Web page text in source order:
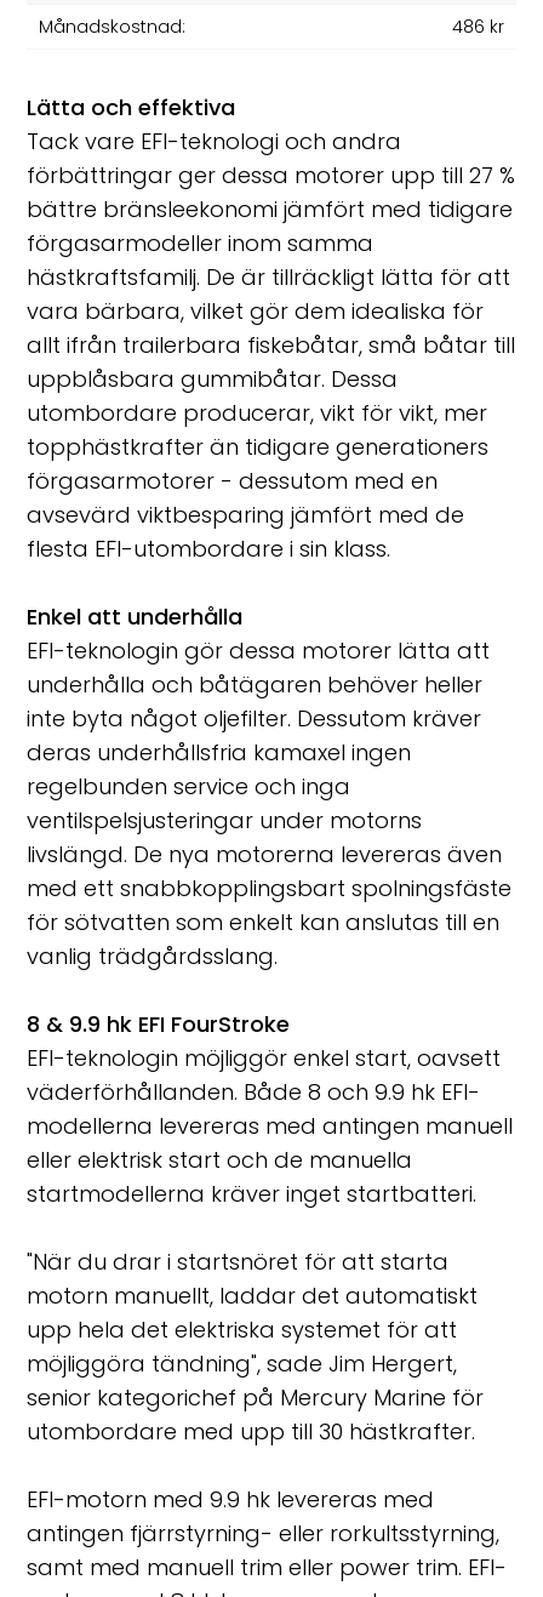
Månadskostnad:
486 kr
Lätta och effektiva
Tack vare EFI-teknologi och andra
förbättringar ger dessa motorer upp till 27 %
bättre bränsleekonomi jämfört med tidigare
förgasarmodeller inom samma
hästkraftsfamilj. De är tillräckligt lätta för att
vara bärbara, vilket gör dem idealiska för
allt ifrån trailerbara fiskebåtar, små båtar till
uppblåsbara gummibåtar. Dessa
utombordare producerar, vikt för vikt, mer
topphästkrafter än tidigare generationers
förgasarmotorer - dessutom med en
avsevärd viktbesparing jämfört med de
flesta EFI-utombordare i sin klass.
Enkel att underhålla
EFI-teknologin gör dessa motorer lätta att
underhålla och båtägaren behöver heller
inte byta något oljefilter. Dessutom kräver
deras underhållsfria kamaxel ingen
regelbunden service och inga
ventilspelsjusteringar under motorns
livslängd. De nya motorerna levereras även
med ett snabbkopplingsbart spolningsfäste
för sötvatten som enkelt kan anslutas till en
vanlig trädgårdsslang.
8 & 9.9 hk EFI FourStroke
EFI-teknologin möjliggör enkel start, oavsett
väderförhållanden. Både 8 och 9.9 hk EFI-
modellerna levereras med antingen manuell
eller elektrisk start och de manuella
startmodellerna kräver inget startbatteri.
"När du drar i startsnöret för att starta
motorn manuellt, laddar det automatiskt
upp hela det elektriska systemet för att
möjliggöra tändning", sade Jim Hergert,
senior kategorichef på Mercury Marine för
utombordare med upp till 30 hästkrafter.
EFI-motorn med 9.9 hk levereras med
antingen fjärrstyrning- eller rorkultsstyrning,
samt med manuell trim eller power trim. EFI-